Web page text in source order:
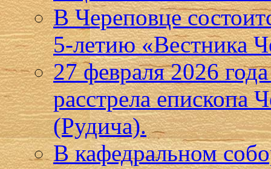
В Череповце
5-летию «Вестника
27 февраля 2026
расстрела епископа
(Рудича).
В кафедральном